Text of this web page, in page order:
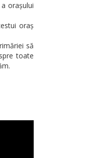
orașului
oraș
să
toate